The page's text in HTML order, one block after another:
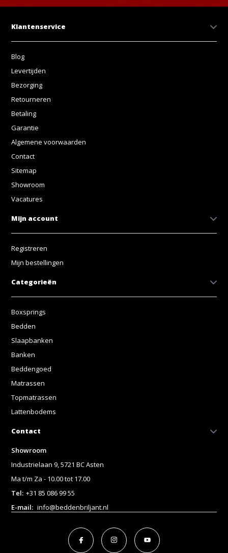
Klantenservice
Blog
Levertijden
Bezorging
Retourneren
Betaling
Garantie
Algemene voorwaarden
Contact
Sitemap
Showroom
Vacatures
Mijn account
Registreren
Mijn bestellingen
Categorieën
Boxsprings
Bedden
Slaapbanken
Banken
Beddengoed
Matrassen
Topmatrassen
Lattenbodems
Contact
Showroom
Industrielaan 9, 5721 BC Asten
Ma t/m Za - 10.00 tot 17.00
Tel: +31 85 086 99 55
E-mail: info@beddenbriljant.nl